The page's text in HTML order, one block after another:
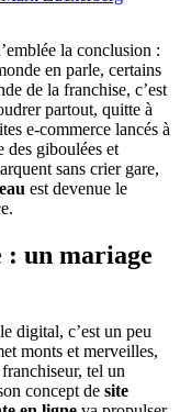
la conclusion :
en parle, certains
de la franchise, c’est
partout, quitte à
e-commerce lancés à
des giboulées et
sans crier gare,
est devenue le
: un mariage
digital, c’est un peu
monts et merveilles,
tel un
concept de site